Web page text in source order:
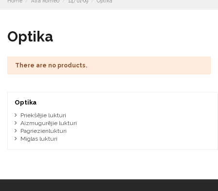
Optika
There are no products.
Optika
Priekšējie lukturi
Aizmugurējie lukturi
Pagriezienlukturi
Miglas lukturi